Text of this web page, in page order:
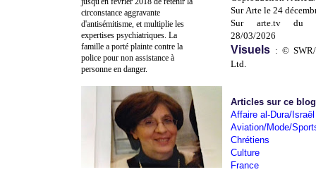
SurArte le 24
Sur arte.tv du
28/03/2026
Visuels : © SWR/
Ltd.
Articles sur ce
Affaire al-Dura/Israël
Aviation/Mode/
Chrétiens
Culture
France
circonstance aggravante
d'antisémitisme, et multiplie les
expertises psychiatriques. La
famille a porté plainte contre la
police pour non assistance à
personne en danger.